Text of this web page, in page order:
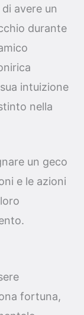
avere un
durante
intuizione
nella
un geco
e le azioni
fortuna,